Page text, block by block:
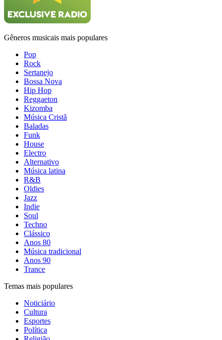
Gêneros musicais mais populares
Pop
Rock
Sertanejo
Bossa Nova
Hip Hop
Reggaeton
Kizomba
Música Cristã
Baladas
Funk
House
Electro
Alternativo
Música latina
R&B
Oldies
Jazz
Indie
Soul
Techno
Clássico
Anos 80
Música tradicional
Anos 90
Trance
Temas mais populares
Noticiário
Cultura
Esportes
Política